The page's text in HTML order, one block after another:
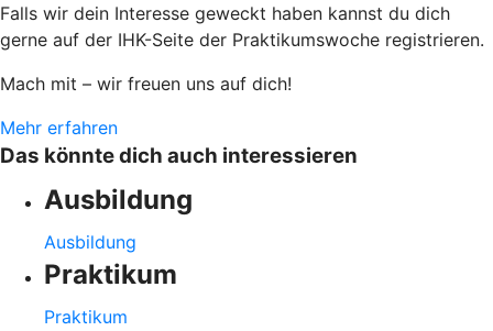
Falls wir dein Interesse geweckt haben kannst du dich
gerne auf der IHK-Seite der Praktikumswoche registrieren.
Mach mit – wir freuen uns auf dich!
Mehr erfahren
Das könnte dich auch interessieren
Ausbildung
Ausbildung
Praktikum
Praktikum